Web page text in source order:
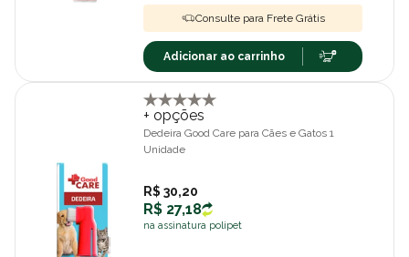
Consulte para Frete Grátis
Adicionar ao carrinho
+ opções
Dedeira Good Care para Cães e Gatos 1
Unidade
R$ 30,20
R$ 27,18
na assinatura polipet